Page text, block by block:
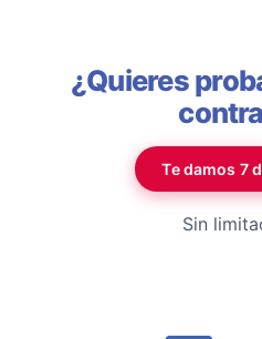
¿Quieres
Te damos 7
Sin